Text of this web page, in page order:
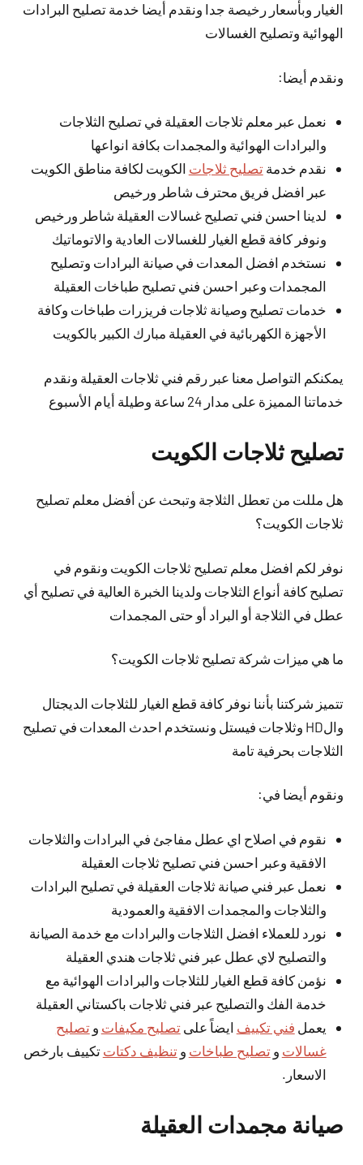
الغيار وبأسعار رخيصة جدا ونقدم أيضا خدمة تصليح البرادات
الهوائية وتصليح الغسالات
ونقدم أيضا:
نعمل عبر معلم ثلاجات العقيلة في تصليح الثلاجات
والبرادات الهوائية والمجمدات بكافة انواعها
نقدم خدمةتصليح ثلاجات الكويت لكافة مناطق الكويت
عبر افضل فريق محترف شاطر ورخيص
لدينا احسن فني تصليح غسالات العقيلة شاطر ورخيص
ونوفر كافة قطع الغيار للغسالات العادية والاتوماتيك
نستخدم افضل المعدات في صيانة البرادات وتصليح
المجمدات وعبر احسن فني تصليح طباخات العقيلة
خدمات تصليح وصيانة ثلاجات فريزرات طباخات وكافة
الأجهزة الكهربائية في العقيلة مبارك الكبير بالكويت
يمكنكم التواصل معنا عبر رقم فني ثلاجات العقيلة ونقدم
خدماتنا المميزة على مدار 24 ساعة وطيلة أيام الأسبوع
تصليح ثلاجات الكويت
هل مللت من تعطل الثلاجة وتبحث عن أفضل معلم تصليح
ثلاجات الكويت؟
نوفر لكم افضل معلم تصليح ثلاجات الكويت ونقوم في
تصليح كافة أنواع الثلاجات ولدينا الخبرة العالية في تصليح أي
عطل في الثلاجة أو البراد أو حتى المجمدات
ما هي ميزات شركة تصليح ثلاجات الكويت؟
تتميز شركتنا بأننا نوفر كافة قطع الغيار للثلاجات الديجتال
والHD وثلاجات فيستل ونستخدم احدث المعدات في تصليح
الثلاجات بحرفية تامة
ونقوم أيضا في:
نقوم في اصلاح اي عطل مفاجئ في البرادات والثلاجات
الافقية وعبر احسن فني تصليح ثلاجات العقيلة
نعمل عبر فني صيانة ثلاجات العقيلة في تصليح البرادات
والثلاجات والمجمدات الافقية والعمودية
نورد للعملاء افضل الثلاجات والبرادات مع خدمة الصيانة
والتصليح لاي عطل عبر فني ثلاجات هندي العقيلة
نؤمن كافة قطع الغيار للثلاجات والبرادات الهوائية مع
خدمة الفك والتصليح عبر فني ثلاجات باكستاني العقيلة
يعمل فني تكييف ايضاً علىتصليح مكيفات وتصليح
غسالات وتصليح طباخات وتنظيف دكتات تكييف بارخص
الاسعار.
صيانة مجمدات العقيلة